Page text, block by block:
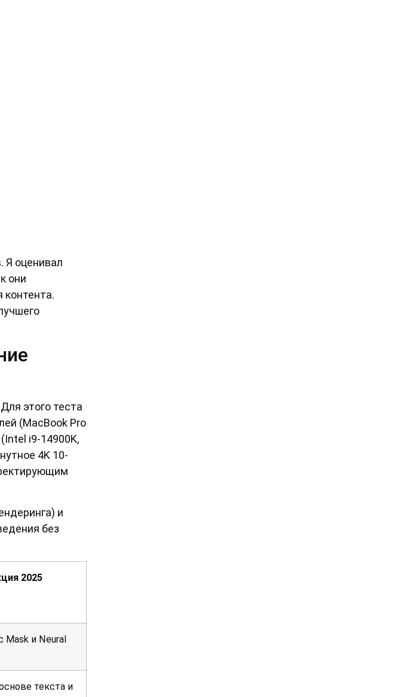
Я оценивал
они
этого теста
(MacBook Pro
i9-14900K,
4K 10-
и
без
2025
Mask и Neural
текста и